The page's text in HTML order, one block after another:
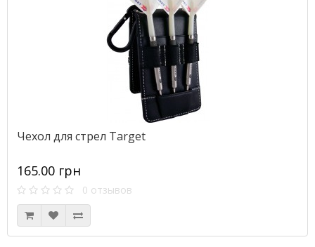
Чехол для стрел Target
165.00 грн
0 отзывов